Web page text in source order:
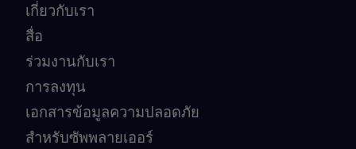
เกี่ยวกับเรา
สื่อ
ร่วมงานกับเรา
การลงทุน
เอกสารข้อมูลความปลอดภัย
สำหรับซัพพลายเออร์